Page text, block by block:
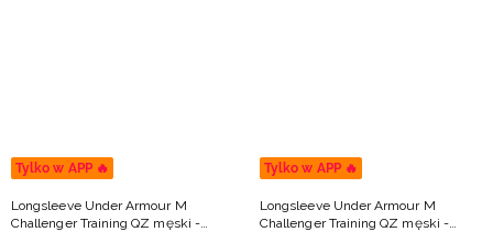
Tylko w APP 🔥
Longsleeve Under Armour M
Challenger Training QZ męski -
Tylko w APP 🔥
Longsleeve Under Armour M
Challenger Training QZ męski -